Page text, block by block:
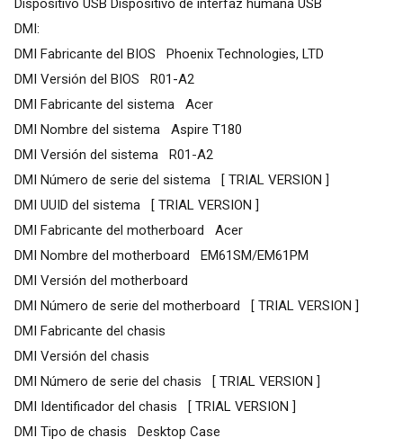
Dispositivo USB Dispositivo de interfaz humana USB
DMI:
DMI Fabricante del BIOS Phoenix Technologies, LTD
DMI Versión del BIOS R01-A2
DMI Fabricante del sistema Acer
DMI Nombre del sistema Aspire T180
DMI Versión del sistema R01-A2
DMI Número de serie del sistema [ TRIAL VERSION ]
DMI UUID del sistema [ TRIAL VERSION ]
DMI Fabricante del motherboard Acer
DMI Nombre del motherboard EM61SM/EM61PM
DMI Versión del motherboard
DMI Número de serie del motherboard [ TRIAL VERSION ]
DMI Fabricante del chasis
DMI Versión del chasis
DMI Número de serie del chasis [ TRIAL VERSION ]
DMI Identificador del chasis [ TRIAL VERSION ]
DMI Tipo de chasis Desktop Case